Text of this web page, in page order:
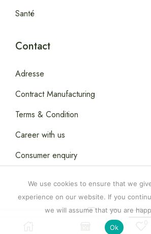
Santé
Contact
Adresse
Contract Manufacturing
Terms & Condition
Career with us
Consumer enquiry
Copyright © 2026
We use cookies to ensure that we
experience on our website. If you
we will assume that you are
Ok